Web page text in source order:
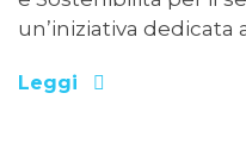
un’iniziativa dedicata
Leggi